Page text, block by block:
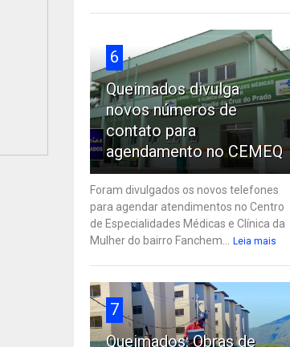
6
Queimados divulga
novos números de
contato para
agendamento no CEMEQ
Foram divulgados os novos telefones
para agendar atendimentos no Centro
de Especialidades Médicas e Clínica da
Mulher do bairro Fanchem...
Leia mais
7
Queimados: Obras de